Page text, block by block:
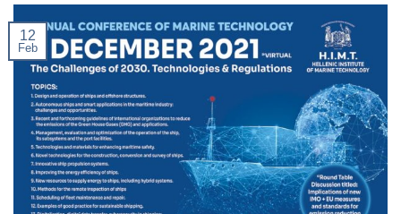
12
Feb